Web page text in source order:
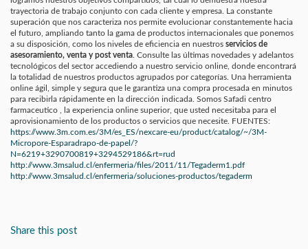
trayectoria de trabajo conjunto con cada cliente y empresa. La constante
superación que nos caracteriza nos permite evolucionar constantemente hacia
el futuro, ampliando tanto la gama de productos internacionales que ponemos
a su disposición, como los niveles de eficiencia en nuestros servicios de
asesoramiento, venta y post venta . Consulte las últimas novedades y adelantos
tecnológicos del sector accediendo a nuestro servicio online, donde encontrará
la totalidad de nuestros productos agrupados por categorías. Una herramienta
online ágil, simple y segura que le garantiza una compra procesada en minutos
para recibirla rápidamente en la dirección indicada. Somos Safadi centro
farmaceutico , la experiencia online superior, que usted necesitaba para el
aprovisionamiento de los productos o servicios que necesite. FUENTES:
https://www.3m.com.es/3M/es_ES/nexcare-eu/product/catalog/~/3M-
Micropore-Esparadrapo-de-papel/?
N=6219+3290700819+3294529186&rt=rud
http://www.3msalud.cl/enfermeria/files/2011/11/Tegaderm1.pdf
http://www.3msalud.cl/enfermeria/soluciones-productos/tegaderm
Share this post